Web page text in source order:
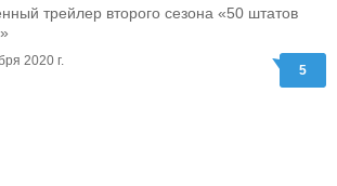
трейлер второго сезона «50 штатов
2020 г.
5